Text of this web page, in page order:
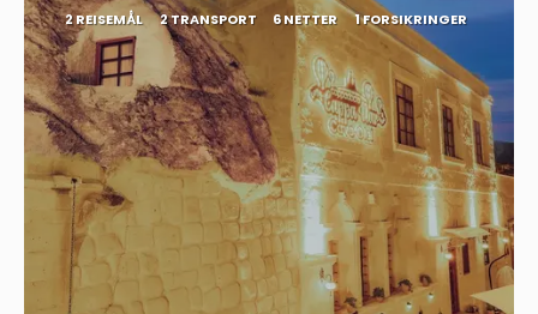
2 REISEMÅL 2 TRANSPORT 6 NETTER 1 FORSIKRINGER